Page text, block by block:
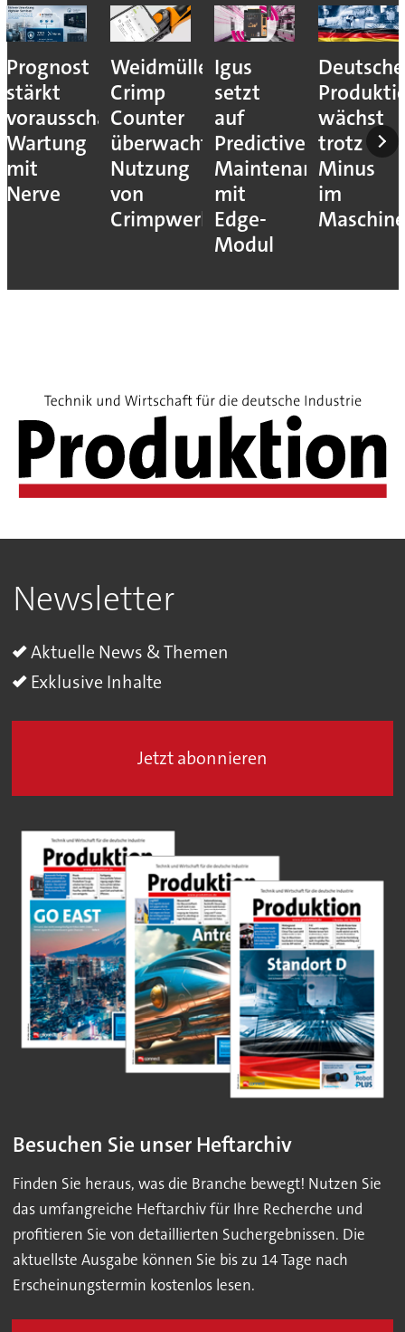
Prognost
stärkt
vorausschauende
Wartung
mit
Nerve
Weidmüller:
Crimp
Counter
überwacht
Nutzung
von
Crimpwerkzeugen
Igus
setzt
auf
Predictive
Maintenance
mit
Edge-
Modul
Deutsche
wächst
trotz
Minus
im
Newsletter
Aktuelle News & Themen
Exklusive Inhalte
Jetzt abonnieren
Besuchen Sie unser Heftarchiv
Finden Sie heraus, was die Branche bewegt! Nutzen Sie
das umfangreiche Heftarchiv für Ihre Recherche und
profitieren Sie von detaillierten Suchergebnissen. Die
aktuellste Ausgabe können Sie bis zu 14 Tage nach
Erscheinungstermin kostenlos lesen.